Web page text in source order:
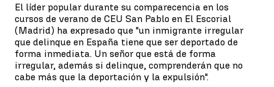
El líder popular durante su comparecencia en los
cursos de verano de CEU San Pablo en El Escorial
(Madrid) ha expresado que "un inmigrante irregular
que delinque en España tiene que ser deportado de
forma inmediata. Un señor que está de forma
irregular, además si delinque, comprenderán que no
cabe más que la deportación y la expulsión".